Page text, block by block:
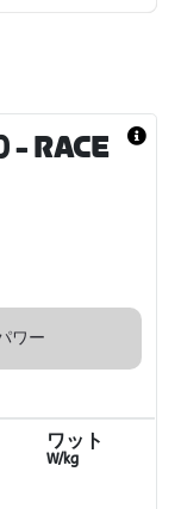
- RACE
ワー
ワット
W/kg